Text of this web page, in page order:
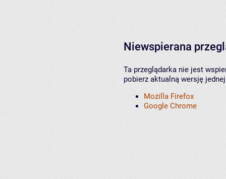
Niewspierana
Ta przeglądarka nie jest
pobierz aktualną wersję
Mozilla Firefox
Google Chrome